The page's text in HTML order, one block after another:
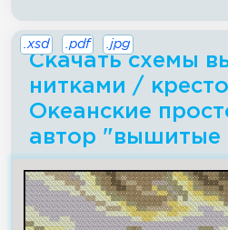
Скачать схемы
нитками /
Океанские
автор "вышитые
.xsd .pdf .jpg